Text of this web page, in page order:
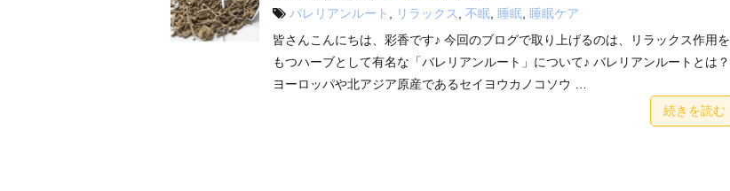
バレリアンルート
リラックス 不眠 睡眠
睡眠ケア
皆さんこんにちは、彩香です♪ 今回のブログで取り上げるのは、リラックス作用を
もつハーブとして有名な「バレリアンルート」について♪ バレリアンルートとは？
ヨーロッパや北アジア原産であるセイヨウカノコソウ …
続きを読む